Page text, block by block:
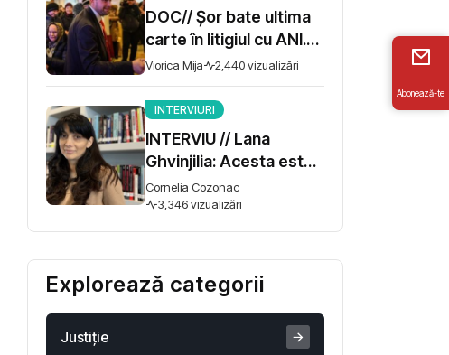
DOC// Șor bate ultima
carte în litigiul cu ANI.
Miza - 10 milioane de lei
Viorica Mija 2,440 vizualizări
INTERVIURI
INTERVIU // Lana
Ghvinjilia: Acesta este
și războiul nostru. Fără
victoria Ucrainei,
Georgia nu se poate
Cornelia Cozonac
3,346 vizualizări
Explorează categorii
Justiţie
Abonează-te